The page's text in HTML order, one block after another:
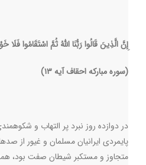
إِنَّ الَّذِینَ قَالُوا رَبُّنَا اللَّهُ ثُمَّ اسْتَقَامُوا
(سوره مبارکه احقاف آیه ۱۳)
در دوازده روز نبرد پر التهاب و
پایمردی ایرانیان مسلمان و غیور از
متجاوز و مستکبر شیطان صفت بود،